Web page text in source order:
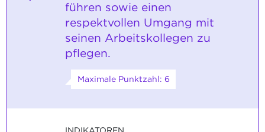
führen sowie einen
respektvollen Umgang mit
seinen Arbeitskollegen zu
pflegen.
Maximale Punktzahl: 6